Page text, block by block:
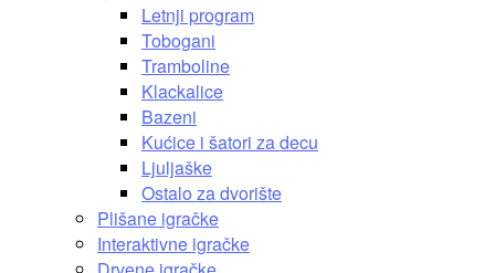
Letnji program
Tobogani
Tramboline
Klackalice
Bazeni
Kućice i šatori za decu
Ljuljaške
Ostalo za dvorište
Plišane igračke
Interaktivne igračke